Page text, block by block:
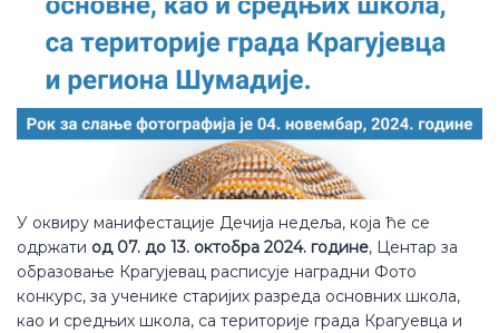
У оквиру манифестације Дечија недеља, која ће се
одржати од 07. до 13. октобра 2024. године, Центар за
образовање Крагујевац расписује наградни Фото
конкурс, за ученике старијих разреда основних школа,
као и средњих школа, са територије града Крагуевца и